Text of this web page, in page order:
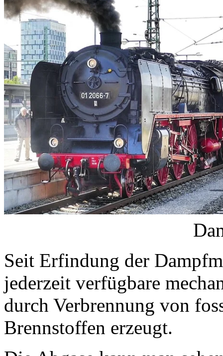
Dampfzug
Seit Erfindung der
jederzeit verfügbare
durch Verbrennung von
Brennstoffen erzeugt.